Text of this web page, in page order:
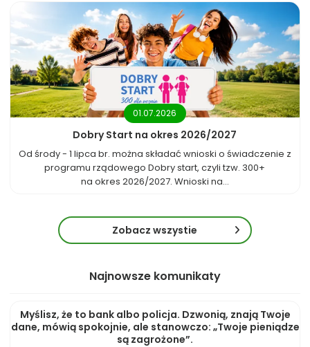
01.07.2026
Dobry Start na okres 2026/2027
Od środy - 1 lipca br. można składać wnioski o świadczenie z
programu rządowego Dobry start, czyli tzw. 300+
na okres 2026/2027. Wnioski na...
Zobacz wszystie
Najnowsze komunikaty
Myślisz, że to bank albo policja. Dzwonią, znają Twoje
dane, mówią spokojnie, ale stanowczo: „Twoje pieniądze
są zagrożone”.